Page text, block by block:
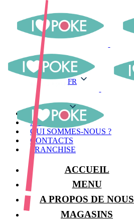
FR
MENU
MAGASINS
QUI SOMMES-NOUS ?
CONTACTS
FRANCHISE
ACCUEIL
MENU
A PROPOS DE NOUS
MAGASINS